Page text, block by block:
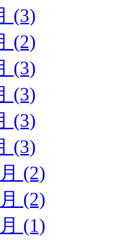
(3)
(2)
(3)
(3)
(3)
(3)
(2)
(2)
(1)